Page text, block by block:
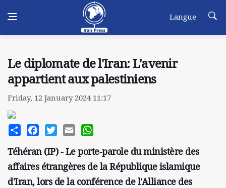
Langue
Le diplomate de l'Iran: L'avenir
appartient aux palestiniens
Friday, 12 January 2024 11:17
Share FacebookTwitterEmail
Téhéran (IP) - Le porte-parole du ministère des
affaires étrangères de la République islamique
d'Iran, lors de la conférence de l'Alliance des